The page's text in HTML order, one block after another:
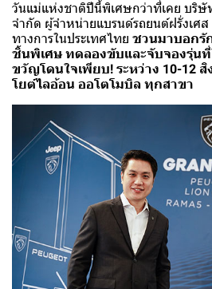
วันแม่แห่งชาติปีนี้พิเศษกว่าที่เคย บริ
จำกัด ผู้จำหน่ายแบรนด์รถยนต์ฝรั่งเศส
ทางการในประเทศไทย ชวนมาบอก
ชิ้นพิเศษ ทดลองขับและจับจองรุ่นที่
ขวัญโดนใจเพียบ! ระหว่าง 10-12
โยต์ไลอ้อน ออโตโมบิล ทุกสาขา